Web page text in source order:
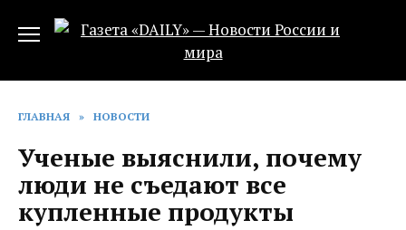
ГЛАВНАЯ » НОВОСТИ
Ученые выяснили, почему
люди не съедают все
купленные продукты